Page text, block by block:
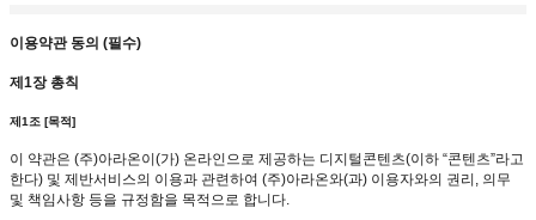
이용약관 동의 (필수)
제1장 총칙
제1조 [목적]
이 약관은 (주)아라온이(가) 온라인으로 제공하는 디지털콘텐츠(이하 “콘텐츠”라고
한다) 및 제반서비스의 이용과 관련하여 (주)아라온와(과) 이용자와의 권리, 의무
및 책임사항 등을 규정함을 목적으로 합니다.